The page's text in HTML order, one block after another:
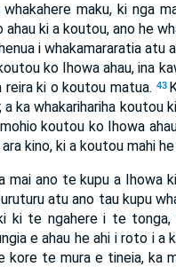
maku, ki nga
ahau ki a koutou, ano he
i whakamararatia atu
ko Ihowa ahau, ina
reira ki o koutou matua. 43
a ka whakarihariha koutou
koutou ko Ihowa
kino, ki a koutou mahi
mai ano te kupu a Ihowa
atu ano tau kupu
ki te ngahere i te tonga,
e ahau he ahi i roto i
kore te mura e tineia, ka